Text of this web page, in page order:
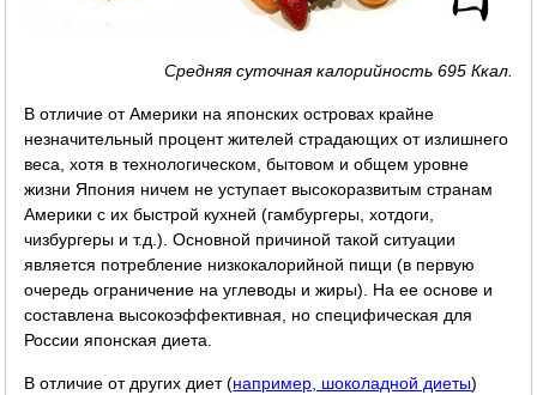
Средняя суточная калорийность 695 Ккал.
В отличие от Америки на японских островах крайне
незначительный процент жителей страдающих от излишнего
веса, хотя в технологическом, бытовом и общем уровне
жизни Япония ничем не уступает высокоразвитым странам
Америки с их быстрой кухней (гамбургеры, хотдоги,
чизбургеры и т.д.). Основной причиной такой ситуации
является потребление низкокалорийной пищи (в первую
очередь ограничение на углеводы и жиры). На ее основе и
составлена высокоэффективная, но специфическая для
России японская диета.
В отличие от других диет (например, шоколадной диеты)